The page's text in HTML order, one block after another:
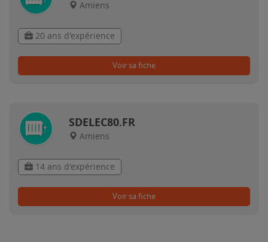
Amiens
20 ans d'expérience
Voir sa fiche
SDELEC80.FR
Amiens
14 ans d'expérience
Voir sa fiche